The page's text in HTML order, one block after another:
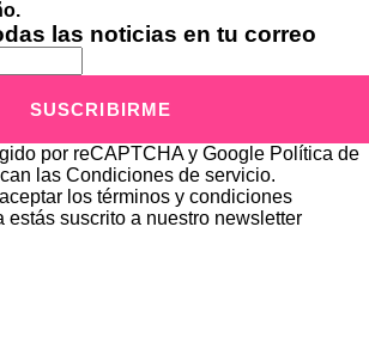
las noticias en tu correo
SUSCRIBIRME
por reCAPTCHA y Google Política de
las Condiciones de servicio.
los términos y condiciones
estás suscrito a nuestro newsletter